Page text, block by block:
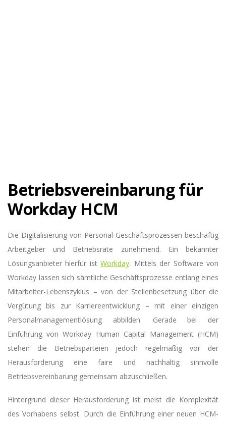
Betriebsvereinbarung für
Workday HCM
Die Digitalisierung von Personal-Geschäftsprozessen beschäftig
Arbeitgeber und Betriebsräte zunehmend. Ein bekannter
Lösungsanbieter hierfür istWorkday. Mittels der Software von
Workday lassen sich sämtliche Geschäftsprozesse entlang eines
Mitarbeiter-Lebenszyklus – von der Stellenbesetzung über die
Vergütung bis zur Karriereentwicklung – mit einer einzigen
Personalmanagementlösung abbilden. Gerade bei der
Einführung von Workday Human Capital Management (HCM)
stehen die Betriebsparteien jedoch regelmäßig vor der
Herausforderung eine faire und nachhaltig sinnvolle
Betriebsvereinbarung gemeinsam abzuschließen.
Hintergrund dieser Herausforderung ist meist die Komplexität
des Vorhabens selbst. Durch die Einführung einer neuen HCM-